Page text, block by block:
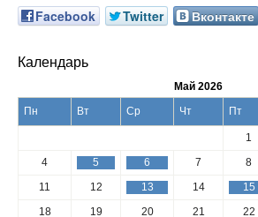
Facebook Twitter Вконтакте
Календарь
Май 2026
Пн
Вт Ср Чт Пт
1
4
5 6 7 8
11
12 13 14 15
18
19 20 21 22